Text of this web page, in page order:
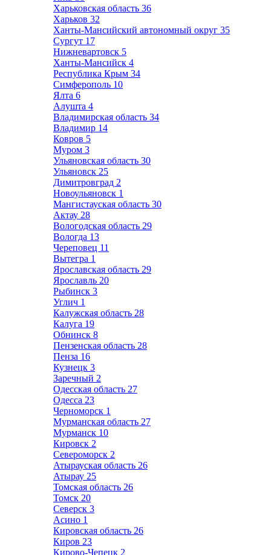
Харьковская область 36
Харьков 32
Ханты-Мансийский автономный округ 35
Сургут 17
Нижневартовск 5
Ханты-Мансийск 4
Республика Крым 34
Симферополь 10
Ялта 6
Алушта 4
Владимирская область 34
Владимир 14
Ковров 5
Муром 3
Ульяновская область 30
Ульяновск 25
Димитровград 2
Новоульяновск 1
Мангистауская область 30
Актау 28
Вологодская область 29
Вологда 13
Череповец 11
Вытегра 1
Ярославская область 29
Ярославль 20
Рыбинск 3
Углич 1
Калужская область 28
Калуга 19
Обнинск 8
Пензенская область 28
Пенза 16
Кузнецк 3
Заречный 2
Одесская область 27
Одесса 23
Черноморск 1
Мурманская область 27
Мурманск 10
Кировск 2
Североморск 2
Атырауская область 26
Атырау 25
Томская область 26
Томск 20
Северск 3
Асино 1
Кировская область 26
Киров 23
Кирово-Чепецк 2